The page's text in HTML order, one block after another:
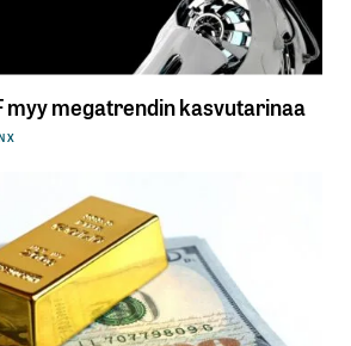
myy megatrendin kasvutarinaa
X